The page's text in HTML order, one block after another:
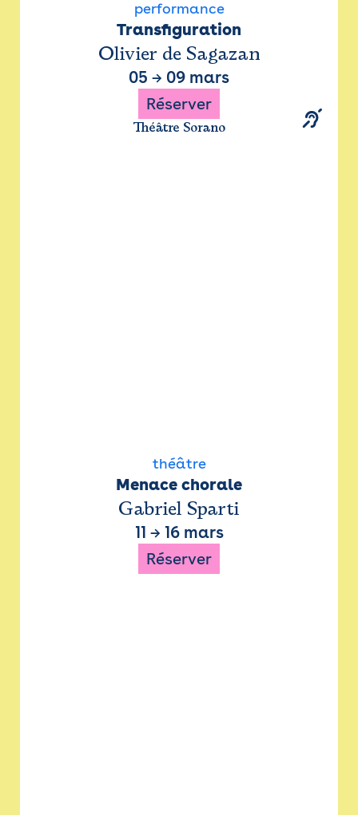
performance
Transfiguration
Olivier de Sagazan
05 → 09 mars
Réserver
Théâtre Sorano
théâtre
Menace chorale
Gabriel Sparti
11 → 16 mars
Réserver